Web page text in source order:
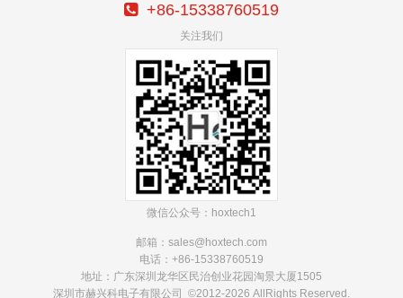
+86-15338760519
关注我们
微信公众号：hoxtech1
邮箱：sales@hoxtech.com
电话：+86-15338760519
地址：广东深圳龙华区民治创业花园淘景大厦1505
深圳市赫兴科电子有限公司 ©2012-2026 AllRights Reserved.